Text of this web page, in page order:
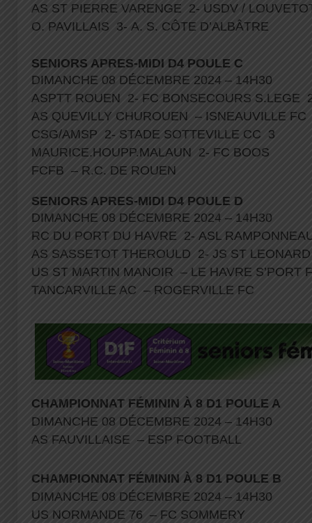
AS ST PIERRE VARENGE 2- USDV /
O. PAVILLAIS 3- A. S. CÔTE D’ALBÂTRE
SENIORS APRES-MIDI D4 POULE C
DIMANCHE 08 DÉCEMBRE 2024 – 14H30
ASPTT ROUEN 2- FC BONSECOURS S.LEGE
AS QUEVILLY CHUROUEN – ISNEAUVILLE
CSG/AMSP 2- STADE SOTTEVILLE CC 3
MAURICE.HOUPP.MALAUN 2- FC BOOS
FCFB – R.C. DE ROUEN
SENIORS APRES-MIDI D4 POULE D
DIMANCHE 08 DÉCEMBRE 2024 – 14H30
RC DU PORT DU HAVRE 2- ASL
AS SASSETOT THEROULD 2- JS ST
US ST MARTIN MANOIR – LE HAVRE S’PORT
TANCARVILLE AC – ROGERVILLE FC
CHAMPIONNAT FÉMININ À 8 D1 POULE A
DIMANCHE 08 DÉCEMBRE 2024 – 14H30
AS FAUVILLAISE – ESP FOOTBALL
CHAMPIONNAT FÉMININ À 8 D1 POULE B
DIMANCHE 08 DÉCEMBRE 2024 – 14H30
US NORMANDE 76 – FC SOMMERY